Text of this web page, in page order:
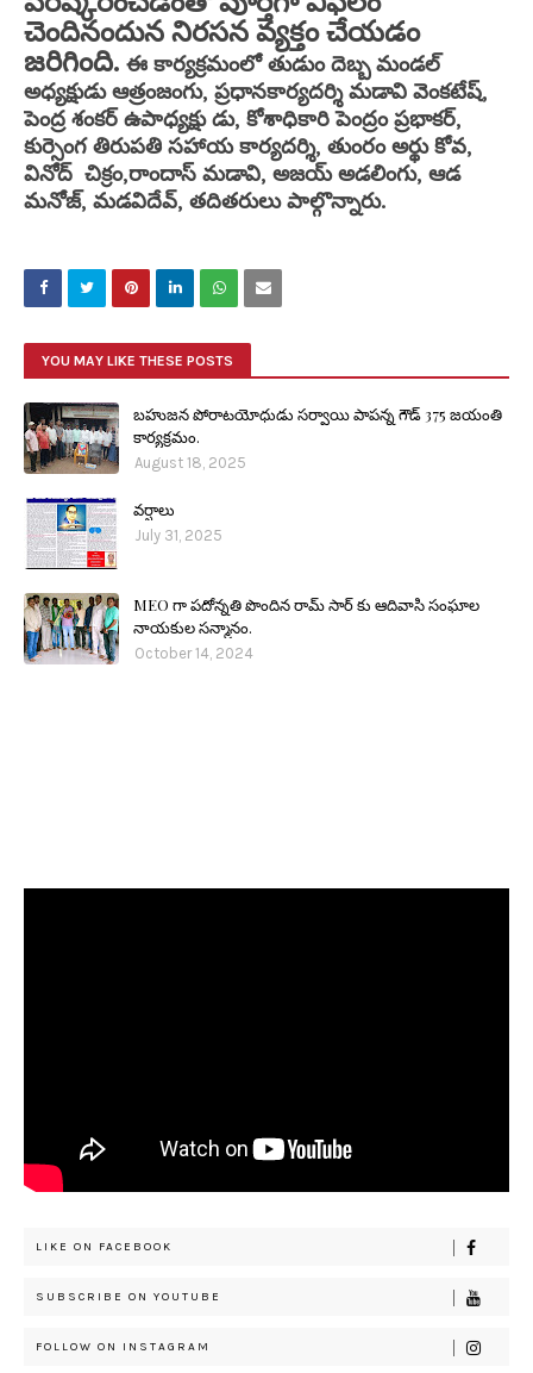
చెందినందున నిరసన వ్యక్తం చేయడం
జరిగింది. ఈ కార్యక్రమంలో తుడుం దెబ్బ మండల్
అధ్యక్షుడు ఆత్రంజంగు, ప్రధానకార్యదర్శి మడావి వెంకటేష్,
పెంద్ర శంకర్ ఉపాధ్యక్షు డు, కోశాధికారి పెంద్రం ప్రభాకర్,
కుర్సెంగ తిరుపతి సహాయ కార్యదర్శి, తుంరం అర్థు కోవ,
వినోద్ చిక్రం,రాందాస్ మడావి, అజయ్ అడలింగు, ఆడ
మనోజ్, మడవిదేవ్, తదితరులు పాల్గొన్నారు.
YOU MAY LIKE THESE POSTS
బహుజన పోరాటయోధుడు సర్వాయి పాపన్న గౌడ్ 375 జయంతి
కార్యక్రమం.
August 18, 2025
వర్షాలు
July 31, 2025
MEO గా పదోన్నతి పొందిన రామ్ సార్ కు ఆదివాసి సంఘాల
నాయకుల సన్మానం.
October 14, 2024
LIKE ON FACEBOOK
SUBSCRIBE ON YOUTUBE
FOLLOW ON INSTAGRAM